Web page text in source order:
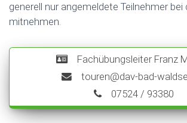
generell nur angemeldete Teilnehmer bei
mitnehmen.
Fachübungsleiter Franz
touren@dav-bad-
07524 / 93380